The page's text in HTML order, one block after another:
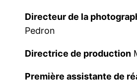
Directeur de la
Pedron
Directrice de production
Première assistante de